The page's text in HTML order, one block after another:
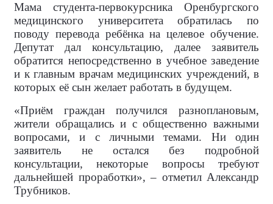
Мама студента-первокурсника Оренбургского
медицинского университета обратилась по
поводу перевода ребёнка на целевое обучение.
Депутат дал консультацию, далее заявитель
обратится непосредственно в учебное заведение
и к главным врачам медицинских учреждений, в
которых её сын желает работать в будущем.
«Приём граждан получился разноплановым,
жители обращались и с общественно важными
вопросами, и с личными темами. Ни один
заявитель не остался без подробной
консультации, некоторые вопросы требуют
дальнейшей проработки», – отметил Александр
Трубников.